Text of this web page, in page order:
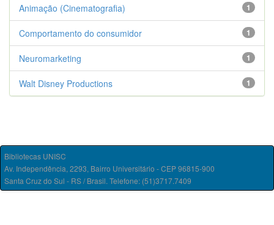
1
Animação (Cinematografia)
1
Comportamento do consumidor
1
Neuromarketing
1
Walt Disney Productions
Bibliotecas UNISC
Av. Independência, 2293, Bairro Universitário - CEP 96815-900
Santa Cruz do Sul - RS / Brasil. Telefone: (51)3717.7409